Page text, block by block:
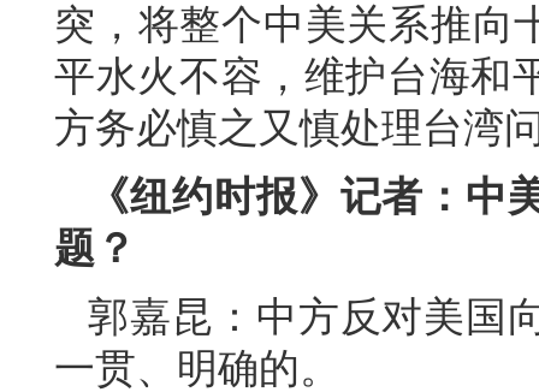
突，将整个中美关系推向
平水火不容，维护台海和
方务必慎之又慎处理台湾
《纽约时报》记者：中
题？
郭嘉昆：中方反对美国
一贯、明确的。